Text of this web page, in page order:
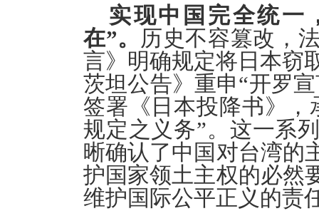
实现中国完全统一
在”。 历史不容篡改，
言》明确规定将日本窃
茨坦公告》重申“开罗
签署《日本投降书》，
规定之义务”。这一系
晰确认了中国对台湾的
护国家领土主权的必然
维护国际公平正义的责